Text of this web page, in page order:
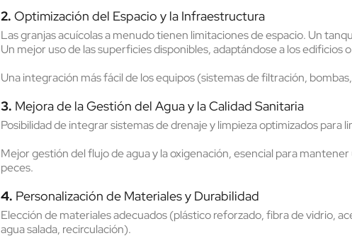
2. Optimización del Espacio y la Infraestructura
Las granjas acuícolas a menudo tienen limitaciones de espacio. Un
Un mejoruso de las superficies disponibles, adaptándose a los edificios
Unaintegración más fácil de los equipos(sistemas de filtración,
3. Mejora de la Gestión del Agua y la Calidad Sanitaria
Posibilidad de integrarsistemas de drenaje y limpieza optimizadospara
Mejor gestión delflujo de agua y la oxigenación, esencial para
peces.
4. Personalización de Materiales y Durabilidad
Elección demateriales adecuados(plástico reforzado, fibra de vidrio,
agua salada, recirculación).